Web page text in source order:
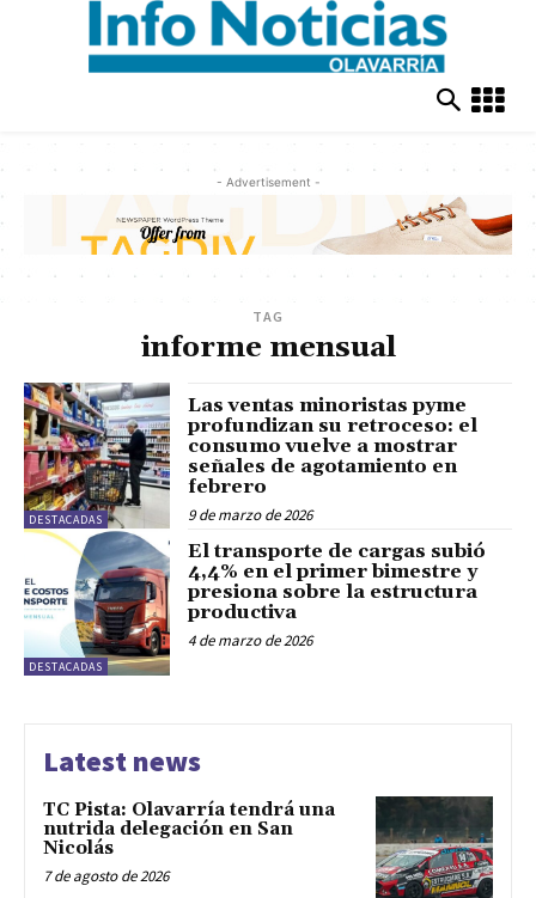
- Advertisement -
TAG
informe mensual
DESTACADAS
Las ventas minoristas pyme
profundizan su retroceso: el
consumo vuelve a mostrar
señales de agotamiento en
febrero
9 de marzo de 2026
DESTACADAS
El transporte de cargas subió
4,4% en el primer bimestre y
presiona sobre la estructura
productiva
4 de marzo de 2026
Latest news
TC Pista: Olavarría tendrá una
nutrida delegación en San
Nicolás
7 de agosto de 2026